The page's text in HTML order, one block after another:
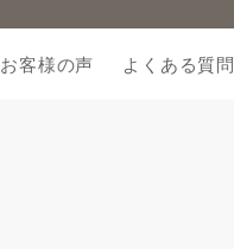
お客様の声 よくある質問